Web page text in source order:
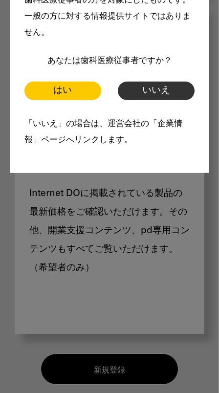
一般の方に対する情報提供サイトではありま
せん。
あなたは歯科医療従事者ですか？
はい いいえ
「いいえ」の場合は、運営会社の「企業情
報」ページへリンクします。
Internet DOに掲載されている
製品価格も閲覧可能
Internet DOに掲載されている製品の
最新価格をご確認いただけます。その
他、開業支援コンテンツ、pd専用コン
テンツもすべてご覧いただけます。
（希望者のみ）
新規登録